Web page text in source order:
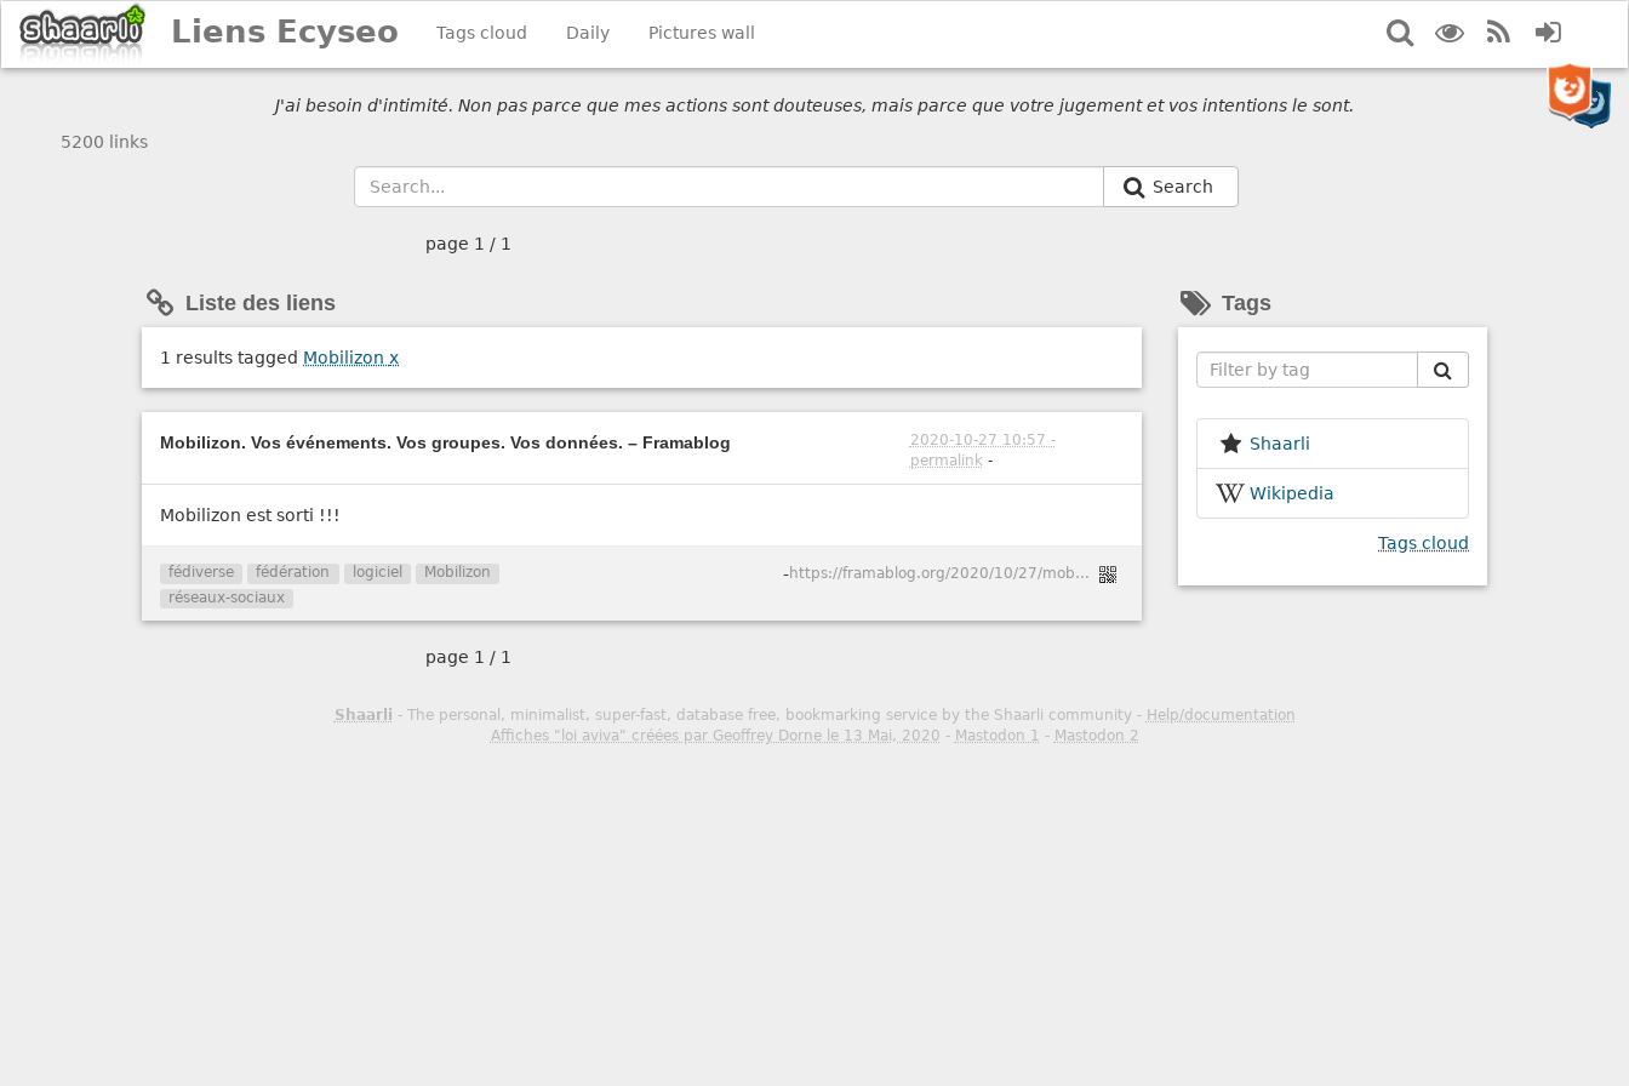
Liens Ecyseo Tags cloud Daily Pictures wall SearchDisplay
RSS
J'ai besoin d'intimité. Non pas parce que mes actions sont douteuses, mais parce que votre jugement et vos intentions le sont.
5200 links
Search
page 1 / 1
Liste des liens
1 results tagged Mobilizon x
Mobilizon. Vos événements. Vos groupes. Vos données. – Framablog
2020-10-27 10:57 -
permalink-
Mobilizon est sorti !!!
fédiverse fédération logiciel
Mobilizon
réseaux-sociaux
- https://framablog.org/2020/10/27/mobilizon-vos-evenements-vos-groupes-vos-donnees/
page 1 / 1
Tags
Shaarli
Wikipedia
Tags cloud
Shaarli - The personal, minimalist, super-fast, database free, bookmarking service by the Shaarli community - Help/documentation
Affiches "loi aviva" créées par Geoffrey Dorne le 13 Mai, 2020 - Mastodon 1 - Mastodon 2